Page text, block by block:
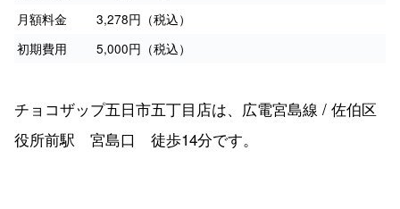
月額料金
3,278円（税込）
初期費用
5,000円（税込）
チョコザップ五日市五丁目店は、広電宮島線 / 佐伯区
役所前駅 宮島口 徒歩14分です。